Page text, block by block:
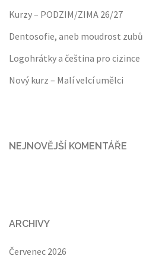
Kurzy – PODZIM/ZIMA 26/27
Dentosofie, aneb moudrost zubů
Logohrátky a čeština pro cizince
Nový kurz – Malí velcí umělci
NEJNOVĚJŠÍ KOMENTÁŘE
ARCHIVY
Červenec 2026